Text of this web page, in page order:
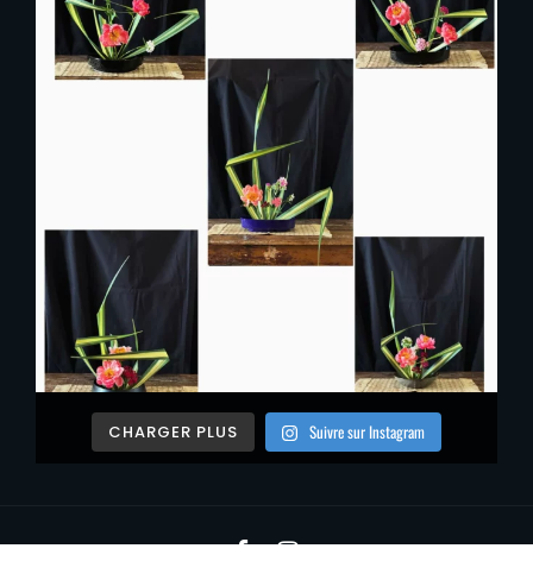
CHARGER PLUS Suivre sur Instagram
Facebook
Instagram